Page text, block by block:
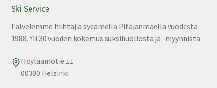
Ski Service
Palvelemme hiihtäjiä sydämellä Pitäjänmäellä vuodesta
1988. Yli 30 vuoden kokemus suksihuollosta ja -myynnistä.
Höyläämötie 11
00380 Helsinki